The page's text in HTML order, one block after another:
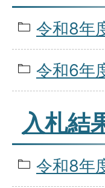
令和8年
令和6年
入札結
令和8年